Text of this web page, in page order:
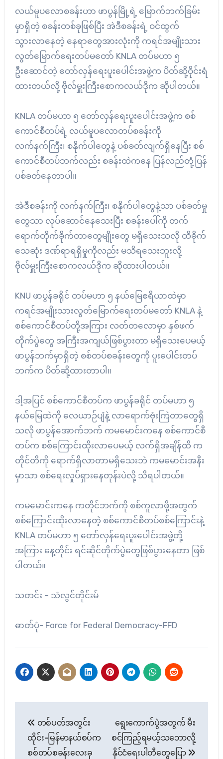
လယ်မူပလောစခန်းဟာ ဖာပွန်မြို့ရဲ့ မြောက်ဘက်ခြမ်း
မှာရှိတဲ့ စခန်းတစ်ခုဖြစ်ပြီး အဲဒီစခန်းရဲ့ ဝင်ထွက်
သွားလာနေတဲ့ နေရာတွေအားလုံးကို ကရင်အမျိုးသား
လွတ်မြောက်ရေးတပ်မတော် KNLA တပ်မဟာ ၅
ဦးဆောင်တဲ့ တော်လှန်ရေးပူးပေါင်းအဖွဲ့က ပိတ်ဆို့ဝိုင်းရံ
ထားတယ်လို့ ဗိုလ်မှူးကြီးစောကလယ်ဒိုက ဆိုပါတယ်။
KNLA တပ်မဟာ ၅ တော်လှန်ရေးပူးပေါင်းအဖွဲ့က စစ်
ကောင်စီတပ်ရဲ့ လယ်မူပလောတပ်စခန်းကို
လက်နက်ကြီး၊ စနိုက်ပါတွေနဲ့ ပစ်ခတ်လျက်ရှိနေပြီး စစ်
ကောင်စီတပ်ဘက်လည်း စခန်းထဲကနေ ပြန်လည်တုံ့ပြန်
ပစ်ခတ်နေတာပါ။
အဲဒီစခန်းကို လက်နက်ကြီး၊ စနိုက်ပါတွေနဲ့သာ ပစ်ခတ်မှု
တွေသာ လုပ်ဆောင်နေသေးပြီး စခန်းပေါ်ကို တက်
ရောက်တိုက်ခိုက်တာတွေမျိုးတွေ မရှိသေးသလို ထိခိုက်
သေဆုံး ဒဏ်ရာရရှိမှုကိုလည်း မသိရသေးဘူးလို့
ဗိုလ်မှူးကြီးစောကလယ်ဒိုက ဆိုထားပါတယ်။
KNU ဖာပွန်ခရိုင် တပ်မဟာ ၅ နယ်မြေဧရိယာထဲမှာ
ကရင်အမျိုးသားလွတ်မြောက်ရေးတပ်မတော် KNLA နဲ့
စစ်ကောင်စီတပ်တို့အကြား လတ်တလောမှာ နှစ်ဖက်
တိုက်ပွဲတွေ အကြီးအကျယ်ဖြစ်ပွားတာ မရှိသေးပေမယ့်
ဖာပွန်ဘက်မှာရှိတဲ့ စစ်တပ်စခန်းတွေကို ပူးပေါင်းတပ်
ဘက်က ပိတ်ဆို့ထားတာပါ။
ဒါ့အပြင် စစ်ကောင်စီတပ်က ဖာပွန်ခရိုင် တပ်မဟာ ၅
နယ်မြေထဲကို လေယာဉ်ပျံနဲ့ လာရောက်ဗုံးကြဲတာတွေရှိ
သလို ဖာပွန်အောက်ဘက် ကမမောင်းကနေ စစ်ကောင်စီ
တပ်က စစ်ကြောင်းထိုးလာပေမယ့် လက်ရှိအချိန်ထိ က
တိုင်တိကို ရောက်ရှိလာတာမရှိသေးဘဲ ကမမောင်းအနီး
မှာသာ စစ်ရေးလှုပ်ရှားနေတုန်းပဲလို့ သိရပါတယ်။
ကမမောင်းကနေ ကတိုင်ဘက်ကို စစ်ကူလာဖို့အတွက်
စစ်ကြောင်းထိုးလာနေတဲ့ စစ်ကောင်စီတပ်စစ်ကြောင်းနဲ့
KNLA တပ်မဟာ ၅ တော်လှန်ရေးပူးပေါင်းအဖွဲ့တို့
အကြား နေ့တိုင်း ရင်ဆိုင်တိုက်ပွဲတွေဖြစ်ပွားနေတာ ဖြစ်
ပါတယ်။
သတင်း – သံလွင်တိုင်းမ်
ဓာတ်ပုံ- Force for Federal Democracy-FFD
navigation
တစ်ပတ်အတွင်း
ထိုင်း-မြန်မာနယ်စပ်က
စစ်တပ်စခန်းလေးခု
ရွေးကောက်ပွဲအတွက် မီး
စင်ကြည့်ရမယ့်သဘောလို့
နိုင်ငံရေးပါတီတွေပြော